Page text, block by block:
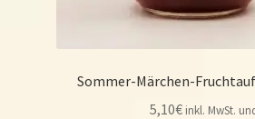
Sommer-Märchen-
5,10€ inkl. MwSt.